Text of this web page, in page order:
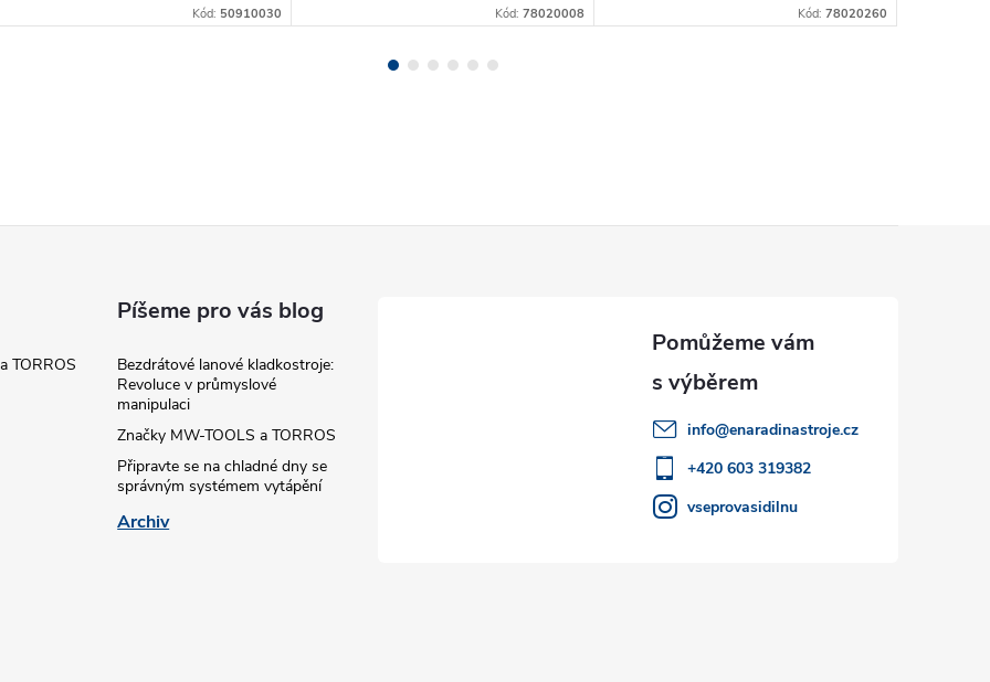
Kód: 50910030 Kód: 78020008 Kód: 78020260
TORROS
Píšeme pro vás blog
Bezdrátové lanové kladkostroje:
Revoluce v průmyslové
manipulaci
Značky MW-TOOLS a TORROS
Připravte se na chladné dny se
správným systémem vytápění
Archiv
info@enaradinastroje.cz
+420 603 319382
vseprovasidilnu